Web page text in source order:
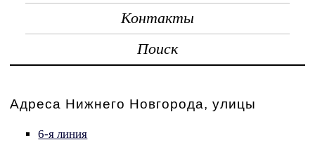
Контакты
Поиск
Адреса Нижнего Новгорода, улицы
6-я линия